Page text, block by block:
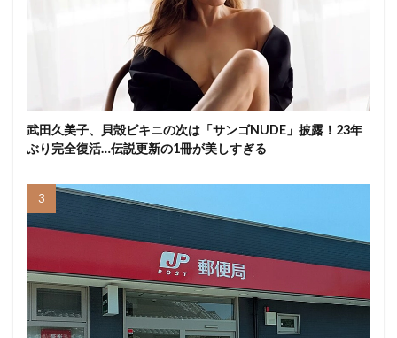
武田久美子、貝殻ビキニの次は「サンゴNUDE」披露！23年
ぶり完全復活…伝説更新の1冊が美しすぎる